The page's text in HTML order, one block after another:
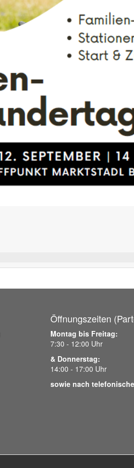
Öffnungszeiten
Montag bis Freitag:
7:30 - 12:00 Uhr
& Donnerstag:
14:00 - 17:00 Uhr
sowie nach